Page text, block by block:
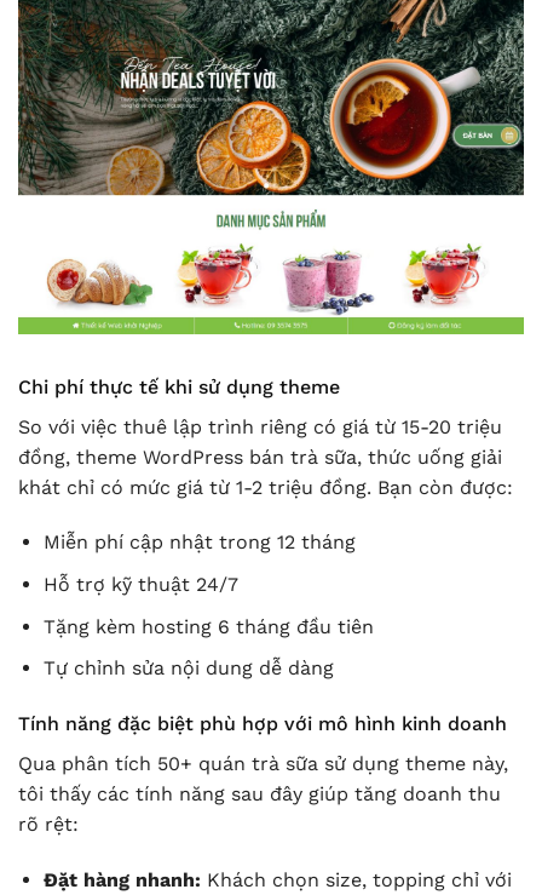
Chi phí thực tế khi sử dụng theme
So với việc thuê lập trình riêng có giá từ 15-20 triệu
đồng, theme WordPress bán trà sữa, thức uống giải
khát chỉ có mức giá từ 1-2 triệu đồng. Bạn còn được:
Miễn phí cập nhật trong 12 tháng
Hỗ trợ kỹ thuật 24/7
Tặng kèm hosting 6 tháng đầu tiên
Tự chỉnh sửa nội dung dễ dàng
Tính năng đặc biệt phù hợp với mô hình kinh doanh
Qua phân tích 50+ quán trà sữa sử dụng theme này,
tôi thấy các tính năng sau đây giúp tăng doanh thu
rõ rệt:
Đặt hàng nhanh: Khách chọn size, topping chỉ với